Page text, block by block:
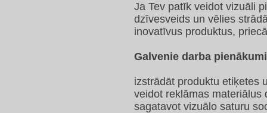
Ja Tev patīk veidot vizuāli
dzīvesveids un vēlies
inovatīvus produktus,
Galvenie darba
izstrādāt produktu etiķetes
veidot reklāmas materiālus
sagatavot vizuālo saturu